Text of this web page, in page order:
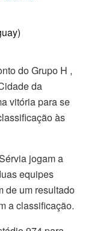
do Grupo H ,
da
vitória para se
às
jogam a
equipes
de um resultado
a classificação.